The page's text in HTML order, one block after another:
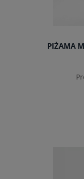
PIŻAMA